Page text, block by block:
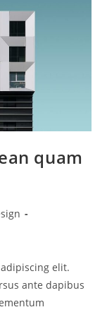
quam
elit.
ante dapibus